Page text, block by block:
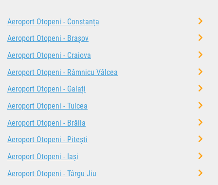
Aeroport Otopeni - Constanța
Aeroport Otopeni - Brașov
Aeroport Otopeni - Craiova
Aeroport Otopeni - Râmnicu Vâlcea
Aeroport Otopeni - Galați
Aeroport Otopeni - Tulcea
Aeroport Otopeni - Brăila
Aeroport Otopeni - Pitești
Aeroport Otopeni - Iași
Aeroport Otopeni - Târgu Jiu